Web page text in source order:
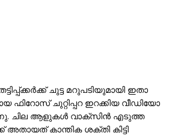
ചുട്ട മറുപടിയുമായി ഇതാ
ഫിറോസ്‌ ചുറ്റിപ്പറ ഇറക്കിയ വീഡിയോ
ചില ആളുകള്‍ വാക്സിന്‍ എടുത്ത
അതായത് കാന്തിക ശക്തി കിട്ടി